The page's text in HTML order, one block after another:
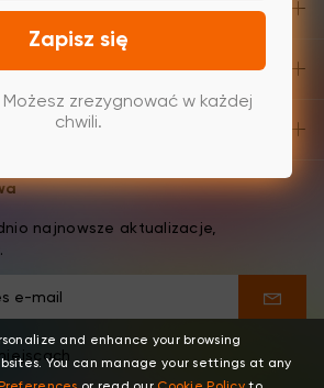
najnowsze aktualizacje,
and enhance your browsing
You can manage your settings at any
Zapisz się
Możesz zrezygnować w każdej
chwili.